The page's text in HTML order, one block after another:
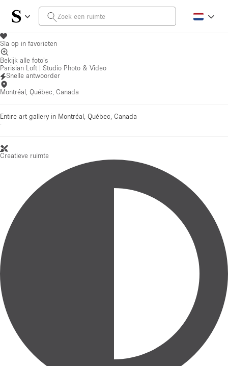
Sla op in favorieten
Bekijk alle foto's
Parisian Loft | Studio Photo & Video
Snelle antwoorder
Montréal, Québec, Canada
Entire art gallery in Montréal, Québec, Canada
·
Creatieve ruimte